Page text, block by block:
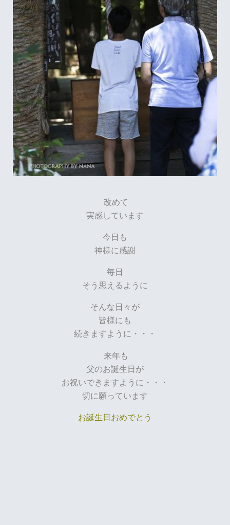
改めて
実感しています
今日も
神様に感謝
毎日
そう思えるように
そんな日々が
皆様にも
続きますように・・・
来年も
父のお誕生日が
お祝いできますように・・・
切に願っています
お誕生日おめでとう